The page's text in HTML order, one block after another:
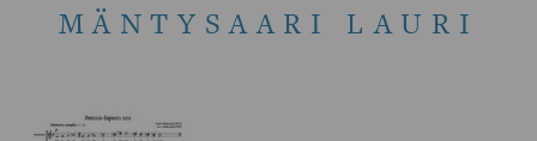
MÄNTYSAARI LAURI